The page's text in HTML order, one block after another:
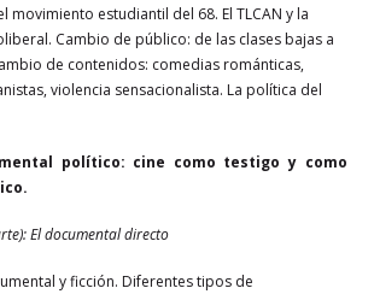
movimiento estudiantil del 68. El TLCAN y la
Cambio de público: de las clases bajas a
de contenidos: comedias románticas,
violencia sensacionalista. La política del
político: cine como testigo y como
El documental directo
y ficción. Diferentes tipos de